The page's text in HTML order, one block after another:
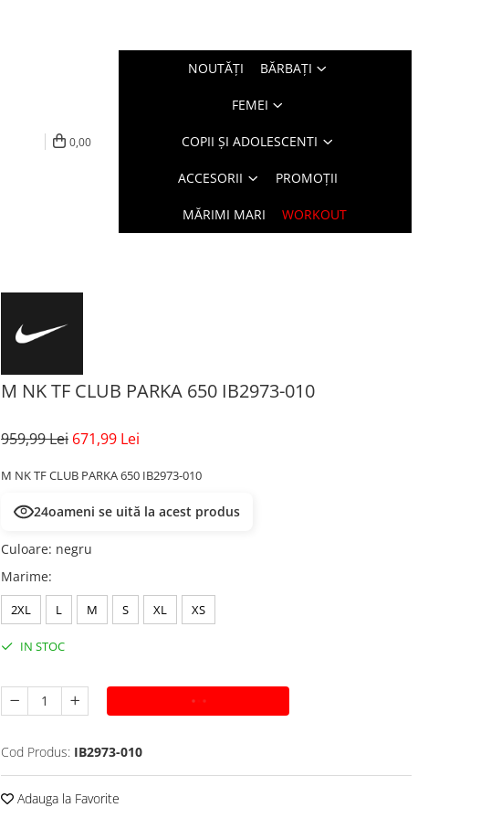
0,00
NOUTĂŢI BĂRBAŢI
FEMEI
COPII ȘI ADOLESCENTI
ACCESORII PROMOȚII
MĂRIMI MARI WORKOUT
M NK TF CLUB PARKA 650 IB2973-010
959,99 Lei 671,99 Lei
M NK TF CLUB PARKA 650 IB2973-010
24oameni se uită la acest produs
Culoare: negru
Marime:
2XL L M S XL XS
IN STOC
ADAUGA IN COS
Cod Produs: IB2973-010
Adauga la Favorite